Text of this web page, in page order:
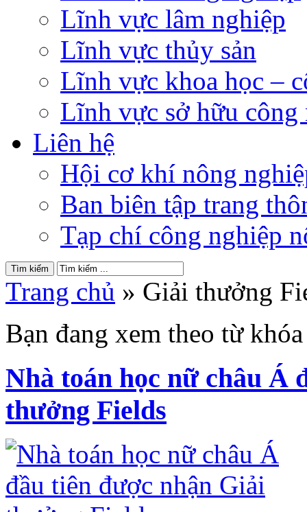
Lĩnh vực lâm nghiệp
Lĩnh vực thủy sản
Lĩnh vực khoa học –
Lĩnh vực sở hữu công
Liên hệ
Hội cơ khí nông
Ban biên tập trang
Tạp chí công nghiệp
Trang chủ » Giải thưởng
Bạn đang xem theo từ
Nhà toán học nữ châu Á
thưởng Fields